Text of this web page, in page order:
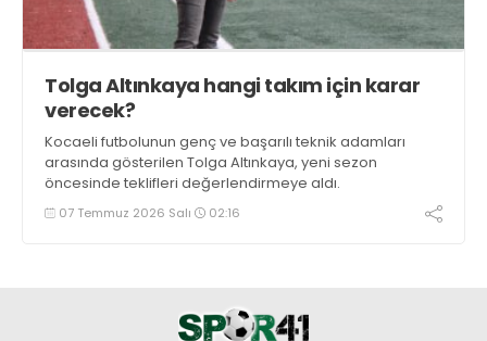
Tolga Altınkaya hangi takım için karar
verecek?
Kocaeli futbolunun genç ve başarılı teknik adamları
arasında gösterilen Tolga Altınkaya, yeni sezon
öncesinde teklifleri değerlendirmeye aldı.
07 Temmuz 2026 Salı 02:16